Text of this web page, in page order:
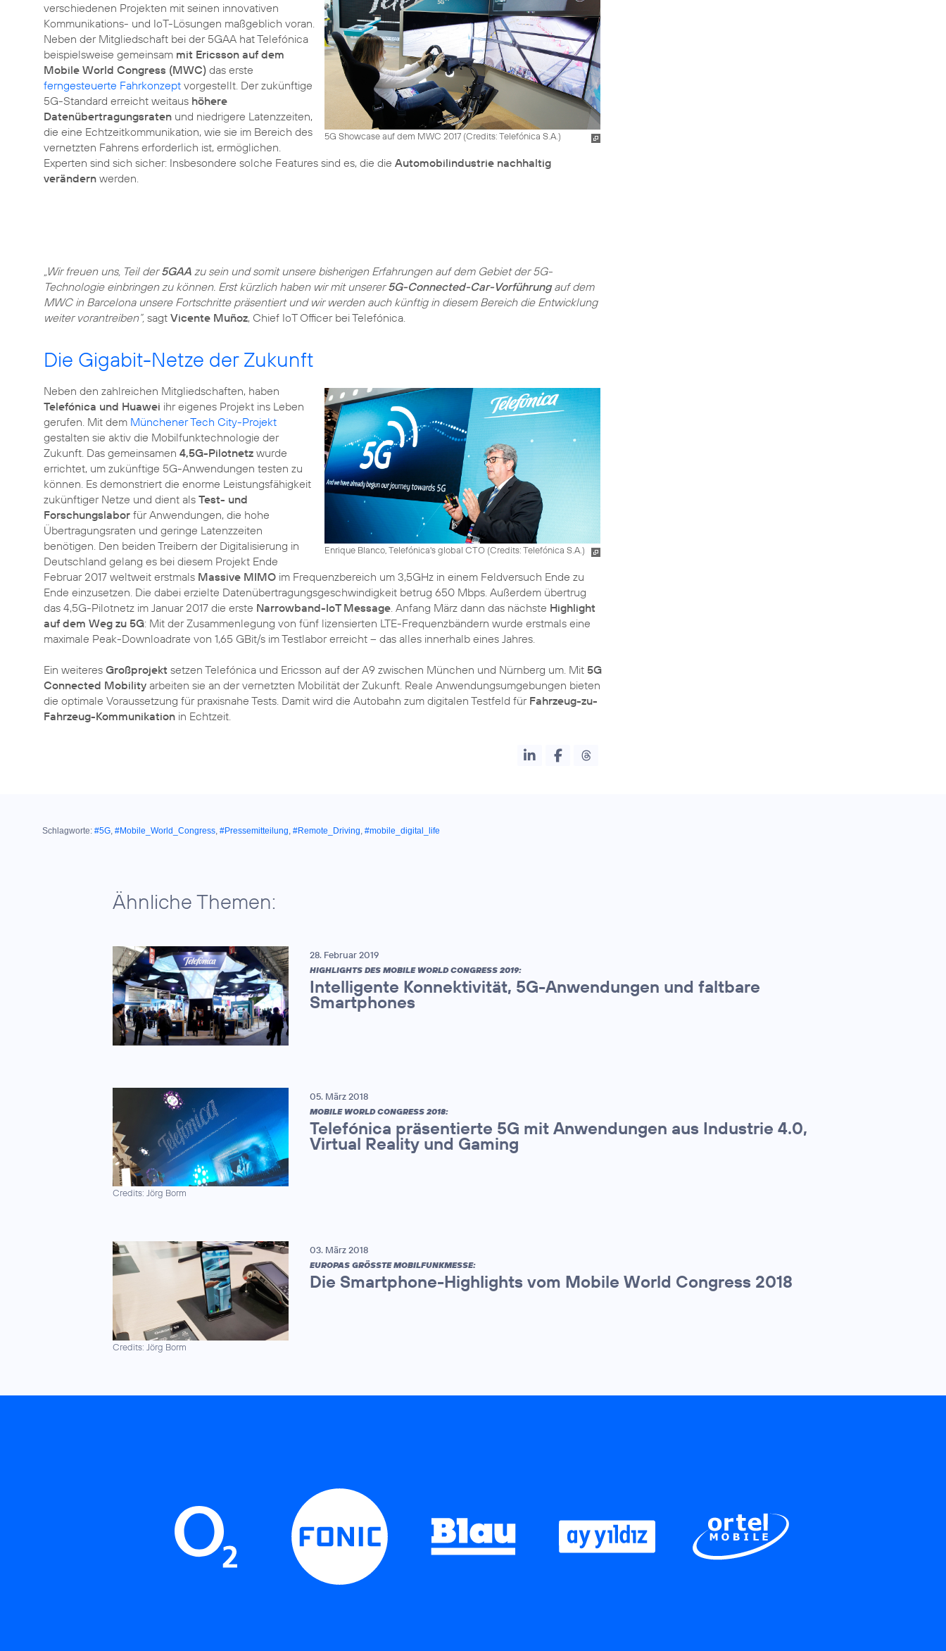
5G Showcase auf dem MWC 2017 (Credits: Telefónica S.A.)
verschiedenen Projekten mit seinen innovativen
Kommunikations- und IoT-Lösungen maßgeblich voran.
Neben der Mitgliedschaft bei der 5GAA hat Telefónica
beispielsweise gemeinsam mit Ericsson auf dem
Mobile World Congress (MWC) das erste
ferngesteuerte Fahrkonzept vorgestellt. Der zukünftige
5G-Standard erreicht weitaus höhere
Datenübertragungsraten und niedrigere Latenzzeiten,
die eine Echtzeitkommunikation, wie sie im Bereich des
vernetzten Fahrens erforderlich ist, ermöglichen.
Experten sind sich sicher: Insbesondere solche Features sind es, die die Automobilindustrie nachhaltig
verändern werden.
„Wir freuen uns, Teil der5GAA zu sein und somit unsere bisherigen Erfahrungen auf dem Gebiet der 5G-
Technologie einbringen zu können. Erst kürzlich haben wir mit unserer5G-Connected-Car-Vorführungauf dem
MWC in Barcelona unsere Fortschritte präsentiert und wir werden auch künftig in diesem Bereich die Entwicklung
weiter vorantreiben“, sagt Vicente Muñoz, Chief IoT Officer bei Telefónica.
Die Gigabit-Netze der Zukunft
Enrique Blanco, Telefónica's global CTO (Credits: Telefónica S.A.)
Neben den zahlreichen Mitgliedschaften, haben
Telefónica und Huawei ihr eigenes Projekt ins Leben
gerufen. Mit dem Münchener Tech City-Projekt
gestalten sie aktiv die Mobilfunktechnologie der
Zukunft. Das gemeinsamen 4,5G-Pilotnetz wurde
errichtet, um zukünftige 5G-Anwendungen testen zu
können. Es demonstriert die enorme Leistungsfähigkeit
zukünftiger Netze und dient als Test- und
Forschungslabor für Anwendungen, die hohe
Übertragungsraten und geringe Latenzzeiten
benötigen. Den beiden Treibern der Digitalisierung in
Deutschland gelang es bei diesem Projekt Ende
Februar 2017 weltweit erstmals Massive MIMO im Frequenzbereich um 3,5GHz in einem Feldversuch Ende zu
Ende einzusetzen. Die dabei erzielte Datenübertragungsgeschwindigkeit betrug 650 Mbps. Außerdem übertrug
das 4,5G-Pilotnetz im Januar 2017 die erste Narrowband-IoT Message. Anfang März dann das nächste Highlight
auf dem Weg zu 5G: Mit der Zusammenlegung von fünf lizensierten LTE-Frequenzbändern wurde erstmals eine
maximale Peak-Downloadrate von 1,65 GBit/s im Testlabor erreicht – das alles innerhalb eines Jahres.
Ein weiteres Großprojekt setzen Telefónica und Ericsson auf der A9 zwischen München und Nürnberg um. Mit 5G
Connected Mobility arbeiten sie an der vernetzten Mobilität der Zukunft. Reale Anwendungsumgebungen bieten
die optimale Voraussetzung für praxisnahe Tests. Damit wird die Autobahn zum digitalen Testfeld für Fahrzeug-zu-
Fahrzeug-Kommunikation in Echtzeit.
Schlagworte: #5G, #Mobile_World_Congress, #Pressemitteilung, #Remote_Driving, #mobile_digital_life
Ähnliche Themen:
28. Februar 2019
HIGHLIGHTS DES MOBILE WORLD CONGRESS 2019:
Intelligente Konnektivität, 5G-Anwendungen und faltbare
Smartphones
Credits: Jörg Borm
05. März 2018
MOBILE WORLD CONGRESS 2018:
Telefónica präsentierte 5G mit Anwendungen aus Industrie 4.0,
Virtual Reality und Gaming
Credits: Jörg Borm
03. März 2018
EUROPAS GRÖSSTE MOBILFUNKMESSE:
Die Smartphone-Highlights vom Mobile World Congress 2018